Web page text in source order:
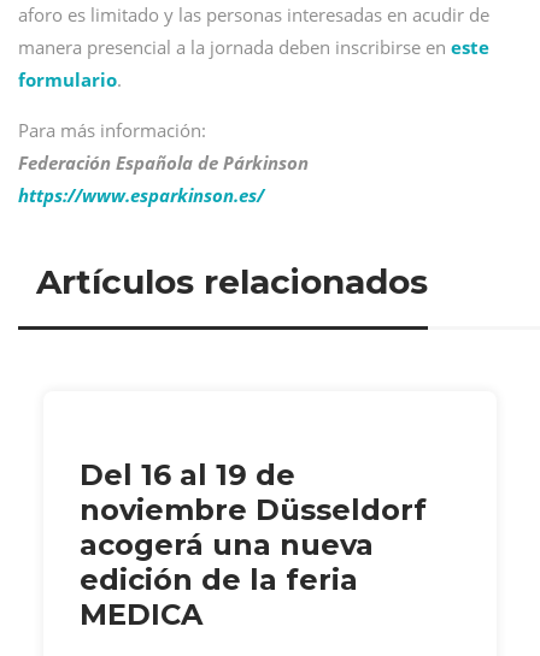
aforo es limitado y las personas interesadas en acudir de
manera presencial a la jornada deben inscribirse en este
formulario.
Para más información:
Federación Española de Párkinson
https://www.esparkinson.es/
Artículos relacionados
Del 16 al 19 de
noviembre Düsseldorf
acogerá una nueva
edición de la feria
MEDICA